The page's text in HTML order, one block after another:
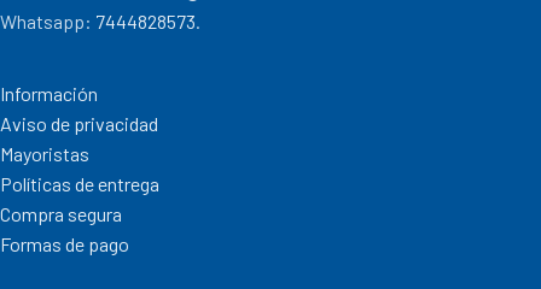
Whatsapp: 7444828573.
Información
Aviso de privacidad
Mayoristas
Políticas de entrega
Compra segura
Formas de pago